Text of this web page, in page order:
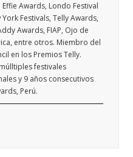
Awards, Londo Festival
York Festivals, Telly Awards,
Awards, FIAP, Ojo de
entre otros. Miembro del
en los Premios Telly.
festivales
y 9 años consecutivos
Perú.